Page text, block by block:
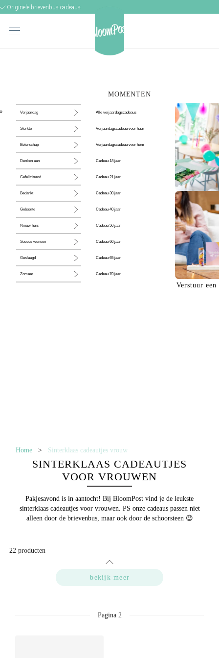
Originele brievenbus cadeaus
MOMENTEN
Verjaardag
Sterkte
Beterschap
Denken aan
Gefeliciteerd
Bedankt
Geboorte
Nieuw huis
Succes wensen
Geslaagd
Zomaar
Alle verjaardagscadeaus
Verjaardagscadeau voor haar
Verjaardagscadeau voor hem
Cadeau 18 jaar
Cadeau 21 jaar
Cadeau 30 jaar
Cadeau 40 jaar
Cadeau 50 jaar
Cadeau 60 jaar
Cadeau 65 jaar
Cadeau 70 jaar
De perfecte
Verstuur een
Home > Sinterklaas cadeautjes vrouw
SINTERKLAAS CADEAUTJES
VOOR VROUWEN
Pakjesavond is in aantocht! Bij BloomPost vind je de leukste
sinterklaas cadeautjes voor vrouwen. PS onze cadeaus passen niet
alleen door de brievenbus, maar ook door de schoorsteen 😉
22 producten
bekijk meer
Pagina 2